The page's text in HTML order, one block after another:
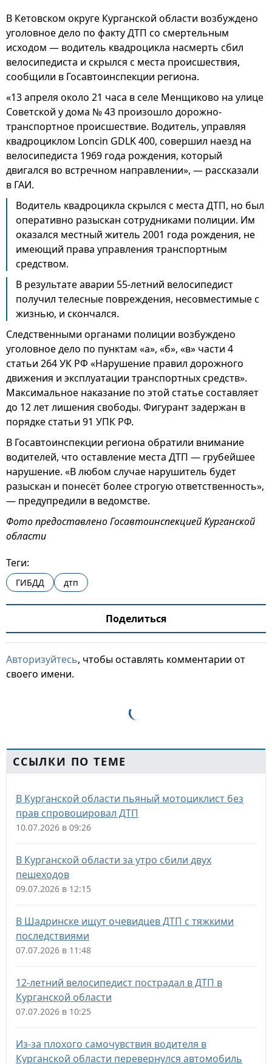
В Кетовском округе Курганской области возбуждено
уголовное дело по факту ДТП со смертельным
исходом — водитель квадроцикла насмерть сбил
велосипедиста и скрылся с места происшествия,
сообщили в Госавтоинспекции региона.
«13 апреля около 21 часа в селе Менщиково на улице
Советской у дома № 43 произошло дорожно-
транспортное происшествие. Водитель, управляя
квадроциклом Loncin GDLK 400, совершил наезд на
велосипедиста 1969 года рождения, который
двигался во встречном направлении», — рассказали
в ГАИ.
Водитель квадроцикла скрылся с места ДТП, но был
оперативно разыскан сотрудниками полиции. Им
оказался местный житель 2001 года рождения, не
имеющий права управления транспортным
средством.
В результате аварии 55-летний велосипедист
получил телесные повреждения, несовместимые с
жизнью, и скончался.
Следственными органами полиции возбуждено
уголовное дело по пунктам «а», «б», «в» части 4
статьи 264 УК РФ «Нарушение правил дорожного
движения и эксплуатации транспортных средств».
Максимальное наказание по этой статье составляет
до 12 лет лишения свободы. Фигурант задержан в
порядке статьи 91 УПК РФ.
В Госавтоинспекции региона обратили внимание
водителей, что оставление места ДТП — грубейшее
нарушение. «В любом случае нарушитель будет
разыскан и понесёт более строгую ответственность»,
— предупредили в ведомстве.
Фото предоставлено Госавтоинспекцией Курганской
области
Теги:
ГИБДД дтп
Поделиться
Авторизуйтесь, чтобы оставлять комментарии от
своего имени.
ССЫЛКИ ПО ТЕМЕ
В Курганской области пьяный мотоциклист без
прав спровоцировал ДТП
10.07.2026 в 09:26
В Курганской области за утро сбили двух
пешеходов
09.07.2026 в 12:15
В Шадринске ищут очевидцев ДТП с тяжкими
последствиями
07.07.2026 в 11:48
12-летний велосипедист пострадал в ДТП в
Курганской области
07.07.2026 в 10:25
Из-за плохого самочувствия водителя в
Курганской области перевернулся автомобиль